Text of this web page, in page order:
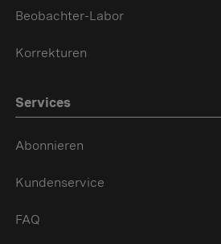
Beobachter-Labor
Korrekturen
Services
Abonnieren
Kundenservice
FAQ